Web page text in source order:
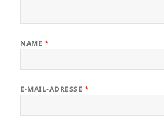
NAME *
E-MAIL-ADRESSE *